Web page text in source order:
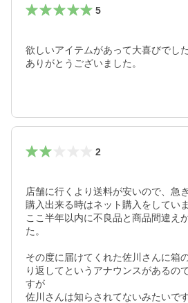
5
欲しいアイテムがあって大喜びでした
ありがとうございました。
2
店舗に行くより送料が安いので、急
購入出来る時はネット購入をしていま
ここ半年以内に不良品と商品間違え
た。
その度に届けてくれた佐川さんに箱
り返してというアナウンスがあるの
すが
佐川さんは知らされてないみたいで